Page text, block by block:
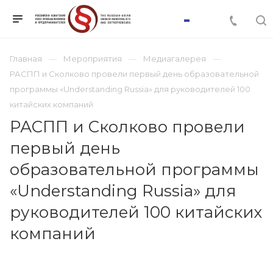
Главная Мероприятия
Медиагалерея
РАСПП и Сколково провели первый день образовательной
программы «Understanding Russia» для руководителей 100
китайских компаний
РАСПП и Сколково провели
первый день
образовательной программы
«Understanding Russia» для
руководителей 100 китайских
компаний